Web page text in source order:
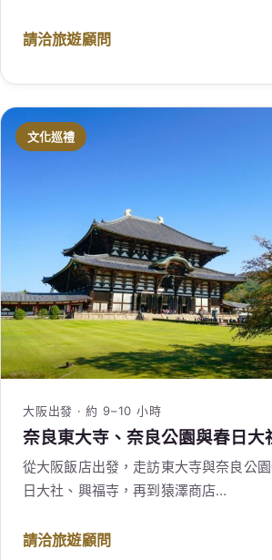
請洽旅遊顧問
文化巡禮
大阪出發 · 約 9–10 小時
奈良東大寺、奈良公園與春日大
從大阪飯店出發，走訪東大寺與奈良公
日大社、興福寺，再到猿澤商店…
請洽旅遊顧問